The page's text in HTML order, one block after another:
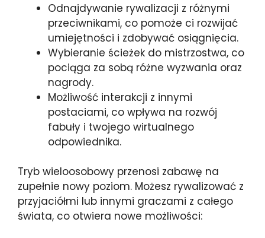
Odnajdywanie rywalizacji z różnymi
przeciwnikami, co pomoże ci rozwijać
umiejętności i zdobywać osiągnięcia.
Wybieranie ścieżek do mistrzostwa, co
pociąga za sobą różne wyzwania oraz
nagrody.
Możliwość interakcji z innymi
postaciami, co wpływa na rozwój
fabuły i twojego wirtualnego
odpowiednika.
Tryb wieloosobowy przenosi zabawę na
zupełnie nowy poziom. Możesz rywalizować z
przyjaciółmi lub innymi graczami z całego
świata, co otwiera nowe możliwości: